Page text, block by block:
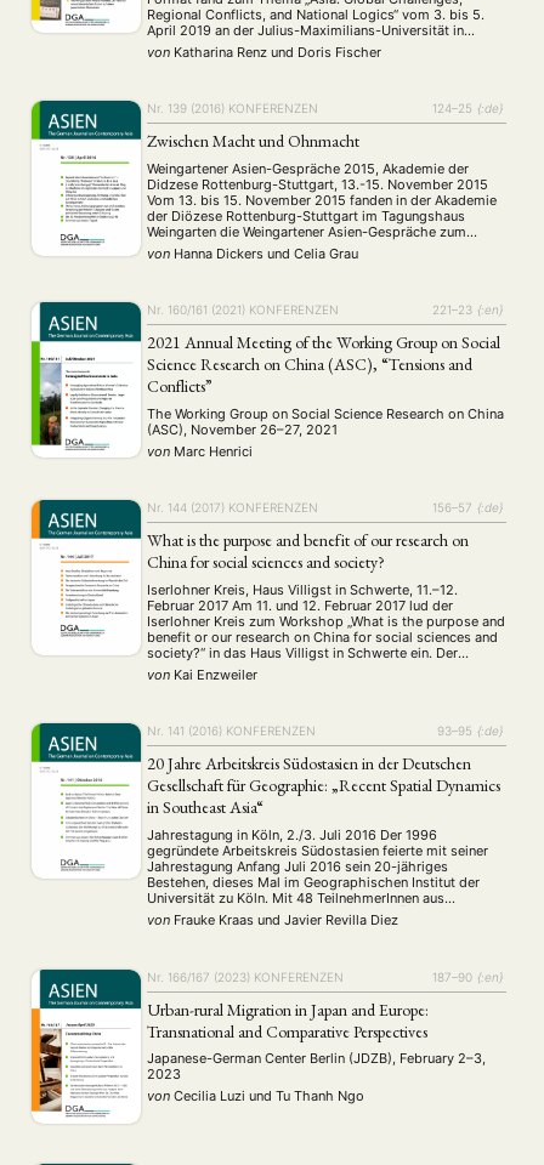
NEWS ASIEN ARBEITSKREISE VERANSTALTUNGEN
ANGEBOTE
Regional Conflicts, and National Logics“ vom 3. bis 5.
April 2019 an der Julius-Maximilians-Universität in
Würzburg statt. An die 90 Wissenschaftler:innen und
Studierende aus aller Welt, darunter Indien, China und
von Katharina Renz und Doris Fischer
Nr. 139 (2016) KONFERENZEN 124–25 {:de}
Zwischen Macht und Ohnmacht
Weingartener Asien-Gespräche 2015, Akademie der
Didzese Rottenburg-Stuttgart, 13.-15. November 2015
Vom 13. bis 15. November 2015 fanden in der Akademie
der Diözese Rottenburg-Stuttgart im Tagungshaus
Weingarten die Weingartener Asien-Gespräche zum
Thema „Zwischen Macht und Ohnmacht -
Menschenrechte, Bürgerrechte und Representation in
von Hanna Dickers und Celia Grau
Nr. 160/161 (2021) KONFERENZEN 221–23 {:en}
2021 Annual Meeting of the Working Group on Social
Science Research on China (ASC), “Tensions and
Conflicts”
The Working Group on Social Science Research on China
(ASC), November 26–27, 2021
von Marc Henrici
Nr. 144 (2017) KONFERENZEN 156–57 {:de}
What is the purpose and benefit of our research on
China for social sciences and society?
Iserlohner Kreis, Haus Villigst in Schwerte, 11.–12.
Februar 2017 Am 11. und 12. Februar 2017 lud der
Iserlohner Kreis zum Workshop „What is the purpose and
benefit or our research on China for social sciences and
society?“ in das Haus Villigst in Schwerte ein. Der
Iserlohner Kreis ist ein informeller Zusammenschluss
sozialwissenschaftlich zu China arbeitender …
von Kai Enzweiler
Nr. 141 (2016) KONFERENZEN 93–95 {:de}
20 Jahre Arbeitskreis Südostasien in der Deutschen
Gesellschaft für Geographie: „Recent Spatial Dynamics
in Southeast Asia“
Jahrestagung in Köln, 2./3. Juli 2016 Der 1996
gegründete Arbeitskreis Südostasien feierte mit seiner
Jahrestagung Anfang Juli 2016 sein 20-jähriges
Bestehen, dieses Mal im Geographischen Institut der
Universität zu Köln. Mit 48 TeilnehmerInnen aus
verschiedenen Teilen Deutschlands und Österreichs
waren zahlreiche KollegInnen, DoktorandInnen und
Forschungsarbeiten aus …
von Frauke Kraas und Javier Revilla Diez
Nr. 166/167 (2023) KONFERENZEN 187–90 {:en}
Urban-rural Migration in Japan and Europe:
Transnational and Comparative Perspectives
Japanese-German Center Berlin (JDZB), February 2–3,
2023
von Cecilia Luzi und Tu Thanh Ngo